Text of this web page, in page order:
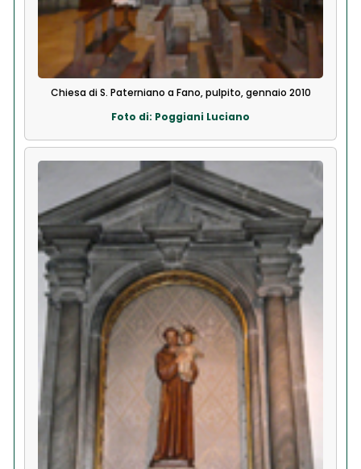
Chiesa di S. Paterniano a Fano, pulpito, gennaio 2010
Foto di: Poggiani Luciano